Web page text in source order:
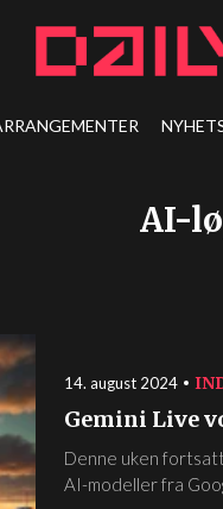
AI-
14. august 2024
Gemini Live
Denne uken
AI-modeller fra